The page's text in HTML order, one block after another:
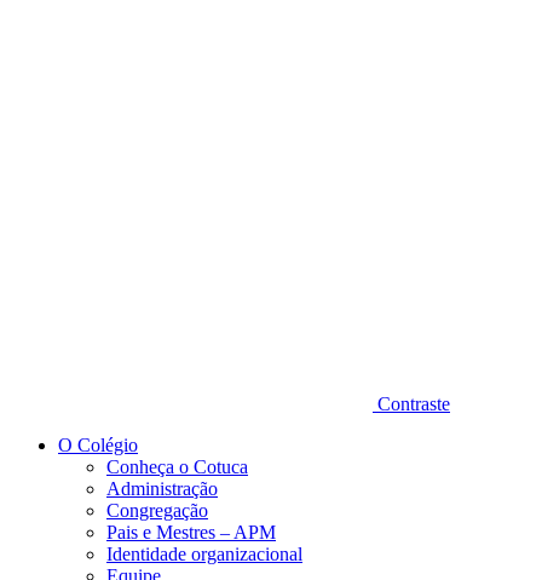
Contraste
O Colégio
Conheça o Cotuca
Administração
Congregação
Pais e Mestres – APM
Identidade organizacional
Equipe